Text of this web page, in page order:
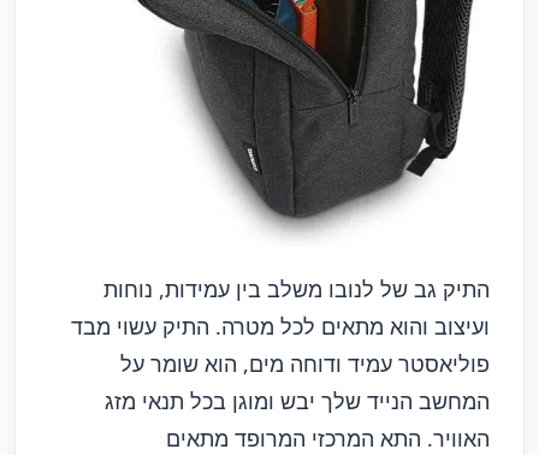
התיק גב של לנובו משלב בין עמידות, נוחות
ועיצוב והוא מתאים לכל מטרה. התיק עשוי מבד
פוליאסטר עמיד ודוחה מים, הוא שומר על
המחשב הנייד שלך יבש ומוגן בכל תנאי מזג
האוויר. התא המרכזי המרופד מתאים